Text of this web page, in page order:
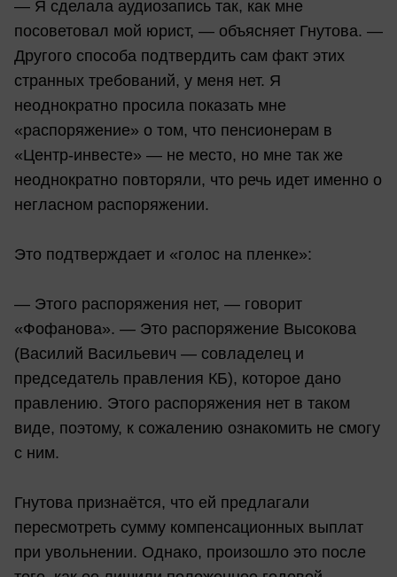
— Я сделала аудиозапись так, как мне
посоветовал мой юрист, — объясняет Гнутова. —
Другого способа подтвердить сам факт этих
странных требований, у меня нет. Я
неоднократно просила показать мне
«распоряжение» о том, что пенсионерам в
«Центр-инвесте» — не место, но мне так же
неоднократно повторяли, что речь идет именно о
негласном распоряжении.
Это подтверждает и «голос на пленке»:
— Этого распоряжения нет, — говорит
«Фофанова». — Это распоряжение Высокова
(Василий Васильевич — совладелец и
председатель правления КБ), которое дано
правлению. Этого распоряжения нет в таком
виде, поэтому, к сожалению ознакомить не смогу
с ним.
Гнутова признаётся, что ей предлагали
пересмотреть сумму компенсационных выплат
при увольнении. Однако, произошло это после